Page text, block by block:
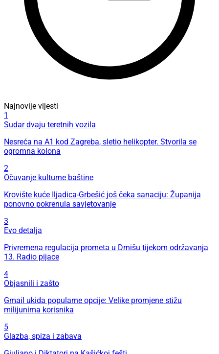
Najnovije vijesti
1
Sudar dvaju teretnih vozila
Nesreća na A1 kod Zagreba, sletio helikopter. Stvorila se
ogromna kolona
2
Očuvanje kulturne baštine
Krovište kuće Iljadica-Grbešić još čeka sanaciju: Županija
ponovno pokrenula savjetovanje
3
Evo detalja
Privremena regulacija prometa u Drnišu tijekom održavanja
13. Radio pijace
4
Objasnili i zašto
Gmail ukida popularne opcije: Velike promjene stižu
milijunima korisnika
5
Glazba, spiza i zabava